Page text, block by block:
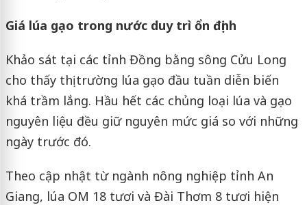
Giá lúa gạo trong nước duy trì ổn định
Khảo sát tại các tỉnh Đồng bằng sông Cửu Long
cho thấy thị trường lúa gạo đầu tuần diễn biến
khá trầm lắng. Hầu hết các chủng loại lúa và gạo
nguyên liệu đều giữ nguyên mức giá so với những
ngày trước đó.
Theo cập nhật từ ngành nông nghiệp tỉnh An
Giang, lúa OM 18 tươi và Đài Thơm 8 tươi hiện